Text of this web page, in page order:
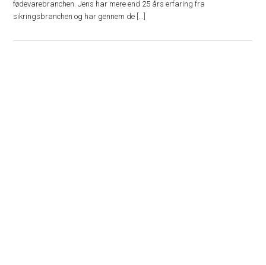
fødevarebranchen. Jens har mere end 25 års erfaring fra
sikringsbranchen og har gennem de [...]